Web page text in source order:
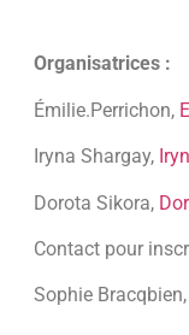
Organisatrices :
Émilie.Perrichon,
Iryna Shargay,
Dorota Sikora,
Contact pour
Sophie Bracqbien,